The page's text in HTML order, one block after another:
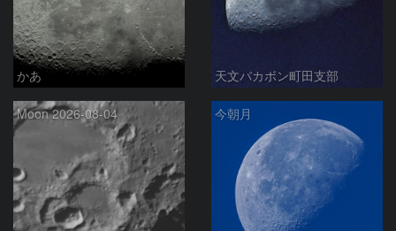
かあ 天文バカボン町田支部
Moon 2026-08-04 今朝月